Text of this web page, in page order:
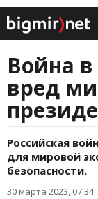
Война
вред
Российская
для мировой
безопасности.
30 марта 2023, 07:34